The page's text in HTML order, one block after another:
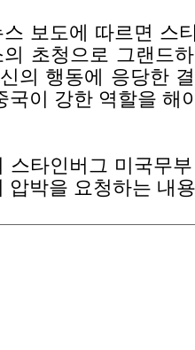
스 보도에 따르면 스
의 초청으로 그랜드
의 행동에 응당한
국이 강한 역할을 해
스타인버그 미국무
압박을 요청하는 내